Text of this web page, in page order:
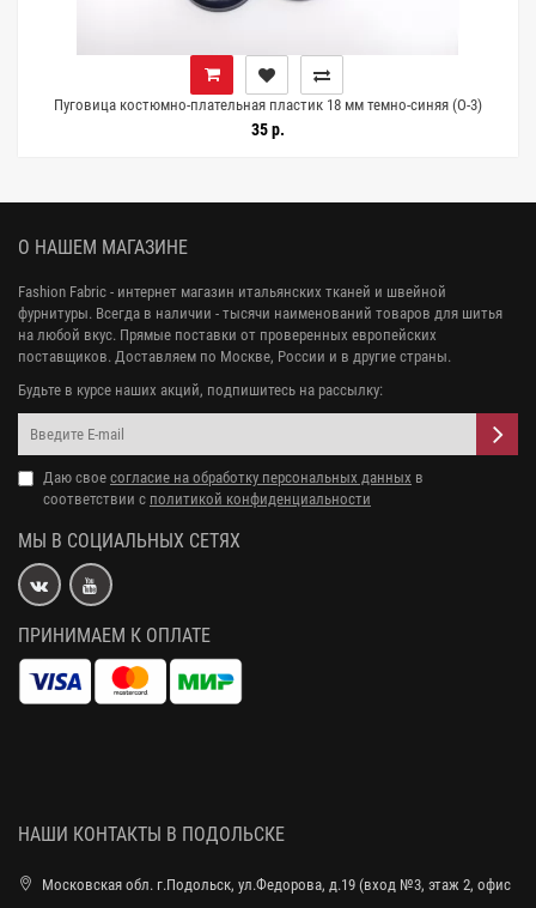
Пуговица костюмно-плательная пластик 18 мм темно-синяя (О-3)
16112596
35 р.
О НАШЕМ МАГАЗИНЕ
Fashion Fabric - интернет магазин итальянских тканей и швейной
фурнитуры. Всегда в наличии - тысячи наименований товаров для шитья
на любой вкус. Прямые поставки от проверенных европейских
поставщиков. Доставляем по Москве, России и в другие страны.
Будьте в курсе наших акций, подпишитесь на рассылку:
Даю свое согласие на обработку персональных данных в
соответствии с политикой конфиденциальности
МЫ В СОЦИАЛЬНЫХ СЕТЯХ
ПРИНИМАЕМ К ОПЛАТЕ
НАШИ КОНТАКТЫ В ПОДОЛЬСКЕ
Московская обл. г.Подольск, ул.Федорова, д.19 (вход №3, этаж 2, офис